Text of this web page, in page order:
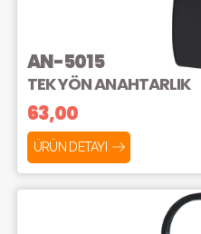
AN-5015
TEK YÖN ANAHTARLIK
63,00
ÜRÜN DETAYI